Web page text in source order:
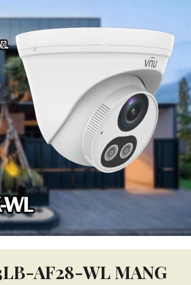
AF28-WL MANG